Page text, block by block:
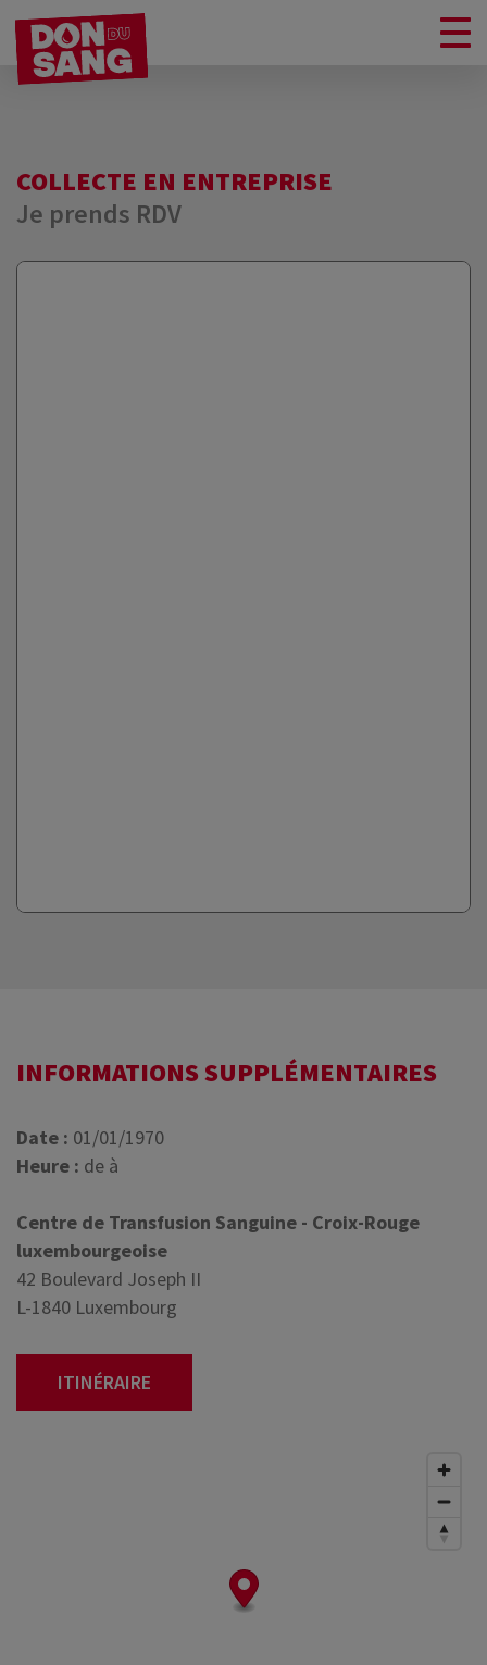
COLLECTE EN ENTREPRISE
Je prends RDV
INFORMATIONS SUPPLÉMENTAIRES
Date : 01/01/1970
Heure : de à
Centre de Transfusion Sanguine - Croix-Rouge
luxembourgeoise
42 Boulevard Joseph II
L-1840 Luxembourg
ITINÉRAIRE